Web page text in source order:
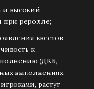
и высокий
при реролле;
квестов
к
(ДКБ,
выполнениях
растут